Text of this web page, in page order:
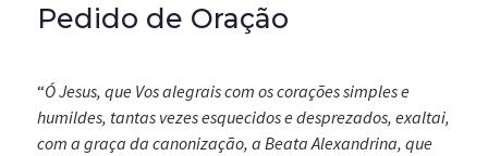
Pedido de Oração
“Ó Jesus, que Vos alegrais com os corações simples e
humildes, tantas vezes esquecidos e desprezados, exaltai,
com a graça da canonização, a Beata Alexandrina, que